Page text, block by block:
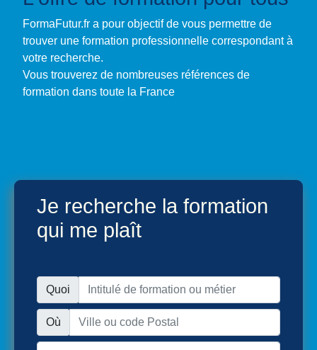
FormaFutur.fr a pour objectif de vous permettre de
trouver une formation professionnelle correspondant à
votre recherche.
Vous trouverez de nombreuses références de
formation dans toute la France
Je recherche la formation
qui me plaît
Quoi
Où